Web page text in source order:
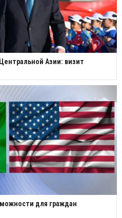
Азии: визит
для граждан